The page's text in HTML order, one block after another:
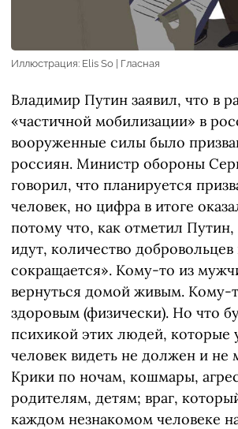
Иллюстрация: Elis So | Гласная
Владимир Путин заявил, что в
«частичной мобилизации» в
вооруженные силы было
россиян. Министр обороны
говорил, что планируется
человек, но цифра в итоге
потому что, как отметил
идут, количество добровольцев
сокращается». Кому-то из
вернуться домой живым. Кому-
здоровым (физически). Но что
психикой этих людей, которые
человек видеть не должен и не
Крики по ночам, кошмары,
родителям, детям; враг,
каждом незнакомом человеке